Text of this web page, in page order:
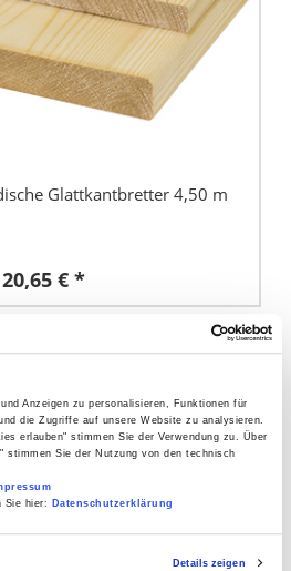
Anzeigen zu personalisieren, Funktionen für
die Zugriffe auf unsere Website zu analysieren.
erlauben" stimmen Sie der Verwendung zu. Über
stimmen Sie der Nutzung von den technisch
Sie hier:
Datenschutzerklärung
Details zeigen
Glattkantbretter 4,50 m
20,65 € *